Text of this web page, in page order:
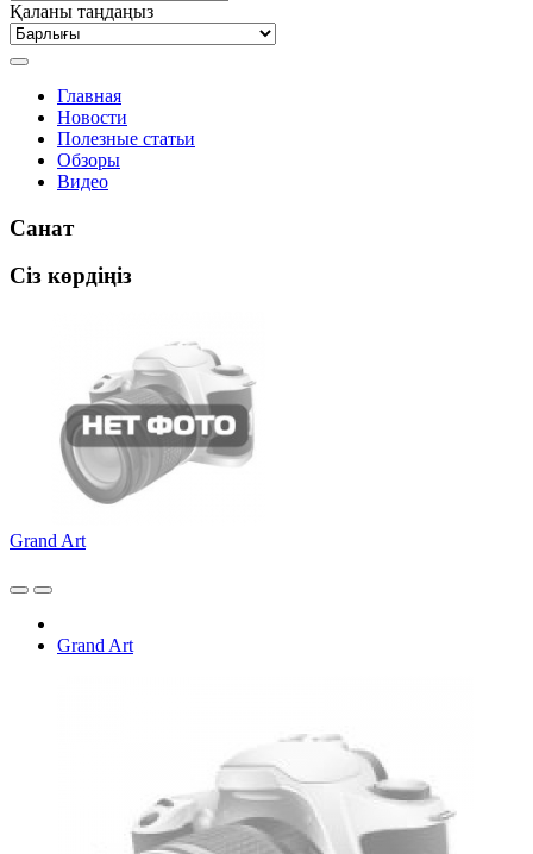
Қаланы таңдаңыз
Главная
Новости
Полезные статьи
Обзоры
Видео
Санат
Сіз көрдіңіз
Grand Art
Grand Art